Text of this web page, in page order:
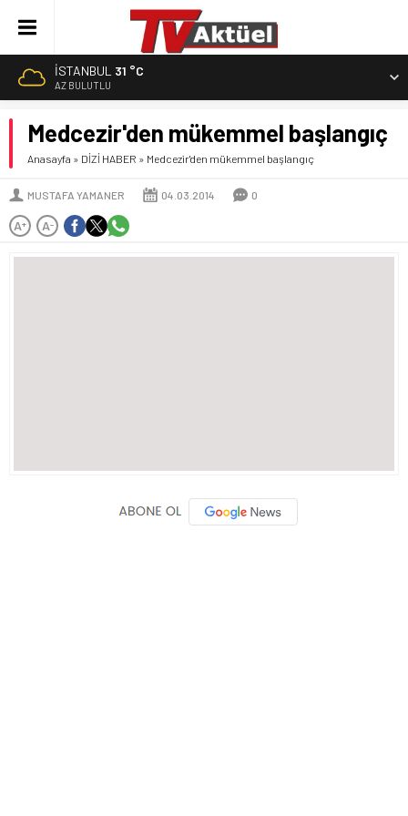
İSTANBUL 31 °C
AZ BULUTLU
Medcezir'den mükemmel başlangıç
Anasayfa » DİZİ HABER » Medcezir'den mükemmel başlangıç
MUSTAFA YAMANER 04.03.2014 0
A+ A-